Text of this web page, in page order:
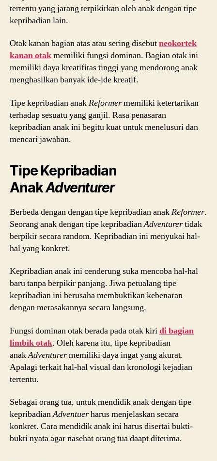
tertentu yang jarang terpikirkan oleh anak dengan tipe
kepribadian lain.
Otak kanan bagian atas atau sering disebutneokortek
kanan otakmemiliki fungsi dominan. Bagian otak ini
memiliki daya kreatifitas tinggi yang mendorong anak
menghasilkan banyak ide-ide kreatif.
Tipe kepribadian anakReformermemiliki ketertarikan
terhadap sesuatu yang ganjil. Rasa penasaran
kepribadian anak ini begitu kuat untuk menelusuri dan
mencari jawaban.
Tipe Kepribadian
AnakAdventurer
Berbeda dengan dengan tipe kepribadian anakReformer.
Seorang anak dengan tipe kepribadianAdventurertidak
berpikir secara random. Kepribadian ini menyukai hal-
hal yang konkret.
Kepribadian anak ini cenderung suka mencoba hal-hal
baru tanpa berpikir panjang. Jiwa petualang tipe
kepribadian ini berusaha membuktikan kebenaran
dengan merasakannya secara langsung.
Fungsi dominan otak berada pada otak kiridi bagian
limbik otak. Oleh karena itu, tipe kepribadian
anakAdventurermemiliki daya ingat yang akurat.
Apalagi terkait hal-hal visual dan kronologi kejadian
tertentu.
Sebagai orang tua, untuk mendidik anak dengan tipe
kepribadianAdventuerharus menjelaskan secara
konkret. Cara mendidik anak ini harus disertai bukti-
bukti nyata agar nasehat orang tua daapt diterima.